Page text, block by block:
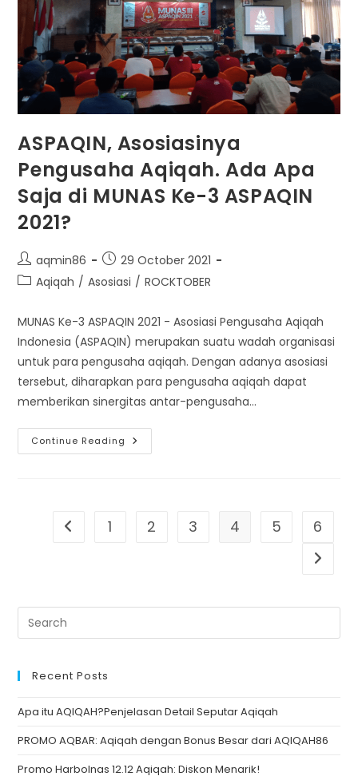
ASPAQIN, Asosiasinya
Pengusaha Aqiqah. Ada Apa
Saja di MUNAS Ke-3 ASPAQIN
2021?
Post
author:
aqmin86
Post
published:
29 October 2021
PostAqiqah / Asosiasi / ROCKTOBER
MUNAS Ke-3 ASPAQIN 2021 - Asosiasi Pengusaha Aqiqah
Indonesia (ASPAQIN) merupakan suatu wadah organisasi
untuk para pengusaha aqiqah. Dengan adanya asosiasi
tersebut, diharapkan para pengusaha aqiqah dapat
memberikan sinergitas antar-pengusaha…
Continue Reading ASPAQIN,
Asosiasinya
MUNAS
Go to the previous page
1 2 3 4 5 6
Go to
Recent Posts
Apa itu AQIQAH?Penjelasan Detail Seputar Aqiqah
PROMO AQBAR: Aqiqah dengan Bonus Besar dari AQIQAH86
Promo Harbolnas 12.12 Aqiqah: Diskon Menarik!